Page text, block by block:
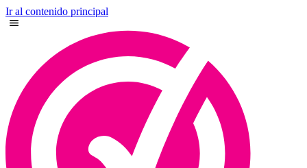
Ir al contenido principal